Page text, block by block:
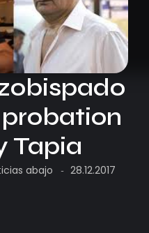
Tapia
abajo - 28.12.2017